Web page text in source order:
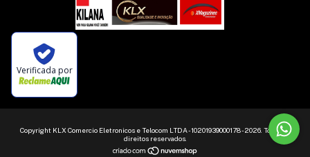
Verificada por
Copyright KLX Comercio Eletronicos e Telocom LTDA - 10201939000178 - 2026. Todos os
direitos reservados.